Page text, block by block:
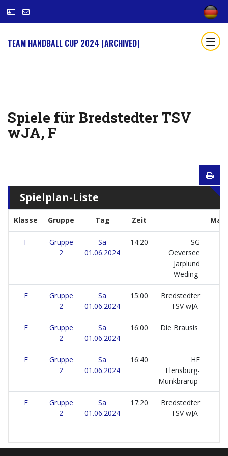
TEAM HANDBALL CUP 2024 [ARCHIVED]
Spiele für Bredstedter TSV
wJA, F
Spielplan-Liste
Klasse Gruppe Tag Zeit
F
Gruppe
2
Sa
01.06.2024
14:20
SG
Oeversee
Jarplund
Weding
F
Gruppe
2
Sa
01.06.2024
15:00
Bredstedter
TSV wJA
F
Gruppe
2
Sa
01.06.2024
16:00 Die Brausis
F
Gruppe
2
Sa
01.06.2024
16:40
HF
Flensburg-
Munkbrarup
F
Gruppe
2
Sa
01.06.2024
17:20
Bredstedter
TSV wJA